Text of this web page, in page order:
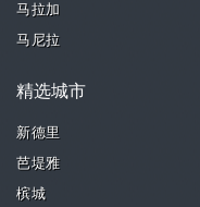
马拉加
马尼拉
精选城市
新德里
芭堤雅
槟城